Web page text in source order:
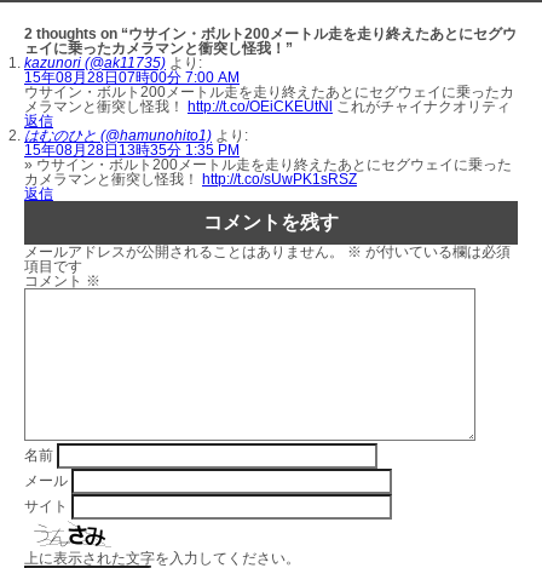
2 thoughts on “ウサイン・ボルト200メートル走を走り終えたあとにセグウ
ェイに乗ったカメラマンと衝突し怪我！”
kazunori (@ak11735) より:
15年08月28日07時00分 7:00 AM
ウサイン・ボルト200メートル走を走り終えたあとにセグウェイに乗ったカ
メラマンと衝突し怪我！ http://t.co/OEiCKEUtNl これがチャイナクオリティ
返信
はむのひと (@hamunohito1) より:
15年08月28日13時35分 1:35 PM
» ウサイン・ボルト200メートル走を走り終えたあとにセグウェイに乗った
カメラマンと衝突し怪我！ http://t.co/sUwPK1sRSZ
返信
コメントを残す
メールアドレスが公開されることはありません。 ※ が付いている欄は必須
項目です
コメント ※
名前
メール
サイト
上に表示された文字を入力してください。